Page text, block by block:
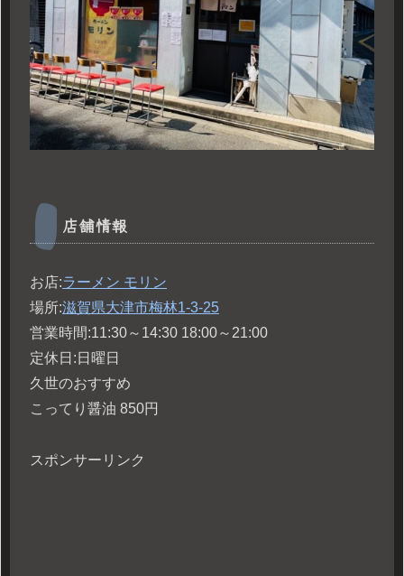
店舗情報
お店:ラーメン モリン
場所:滋賀県大津市梅林1-3-25
営業時間:11:30～14:30 18:00～21:00
定休日:日曜日
久世のおすすめ
こってり醤油 850円
スポンサーリンク